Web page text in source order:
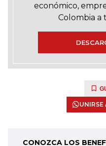
económico,
Colombia a
UNIRSE
CONOZCA LOS